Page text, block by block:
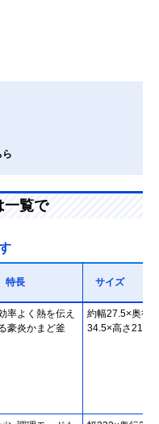
ら
一覧で
特長 サイズ
率よく熱を伝え
豪炎かまど釜
約幅27.5×奥行
34.5×高さ